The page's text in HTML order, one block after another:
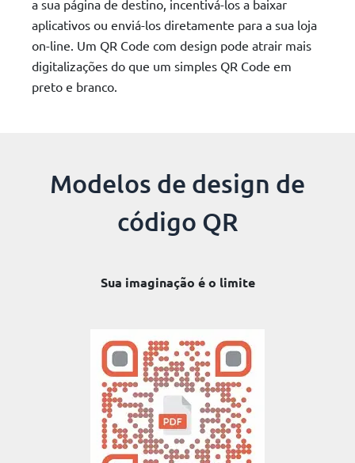
a sua página de destino, incentivá-los a baixar
aplicativos ou enviá-los diretamente para a sua loja
on-line. Um QR Code com design pode atrair mais
digitalizações do que um simples QR Code em
preto e branco.
Modelos de design de
código QR
Sua imaginação é o limite